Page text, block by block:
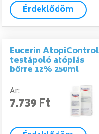
Érdeklődöm
Eucerin AtopiControl
testápoló atópiás
bőrre 12% 250ml
Ár:
7.739 Ft